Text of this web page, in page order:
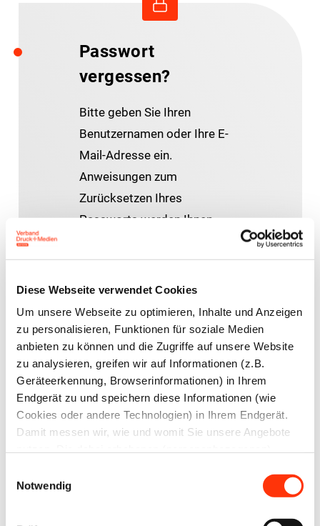
Diese Webseite verwendet Cookies
Um unsere Webseite zu optimieren, Inhalte und Anzeigen
zu personalisieren, Funktionen für soziale Medien
anbieten zu können und die Zugriffe auf unsere Website
zu analysieren, greifen wir auf Informationen (z.B.
Geräteerkennung, Browserinformationen) in Ihrem
Endgerät zu und speichern diese Informationen (wie
Cookies oder andere Technologien) in Ihrem Endgerät.
Damit messen wir, wie und womit Sie unsere Angebote
Werbung und Analysen weiter. Ihre Daten können mit
mehreren ausgewählten Partnern geteilt werden, die sich
je nach unseren aktuellen Geschäftsbeziehungen ändern
Notwendig
Passwort
vergessen?
Bitte geben Sie Ihren
Benutzernamen oder Ihre E-
Mail-Adresse ein.
Anweisungen zum
Zurücksetzen Ihres
Passworts werden Ihnen
zugesandt.
Benutzername oder E-Mail-Adresse
Zurück zum Anmeldeformular